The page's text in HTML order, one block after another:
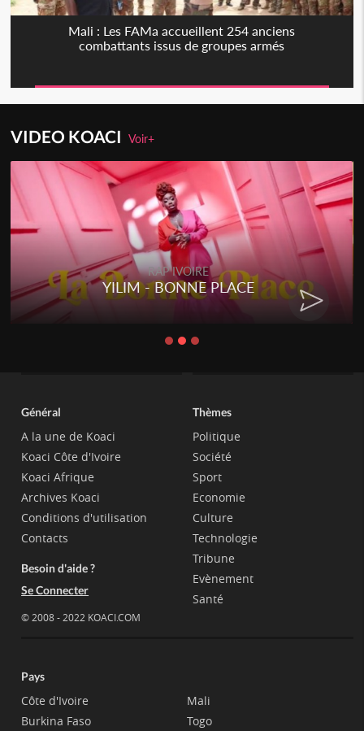
Mali : Les FAMa accueillent 254 anciens
combattants issus de groupes armés
VIDEO KOACIVoir+
RAP IVOIRE
YILIM - BONNE PLACE
Général
A la une de Koaci
Koaci Côte d'Ivoire
Koaci Afrique
Archives Koaci
Conditions d'utilisation
Contacts
Besoin d'aide ?
Se Connecter
© 2008 - 2022 KOACI.COM
Thèmes
Politique
Société
Sport
Economie
Culture
Technologie
Tribune
Evènement
Santé
Pays
Côte d'Ivoire
Burkina Faso
Mali
Togo